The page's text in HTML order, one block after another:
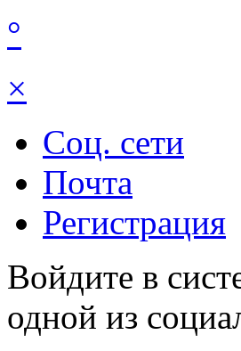
°
×
Соц. сети
Почта
Регистрация
Войдите в
одной из